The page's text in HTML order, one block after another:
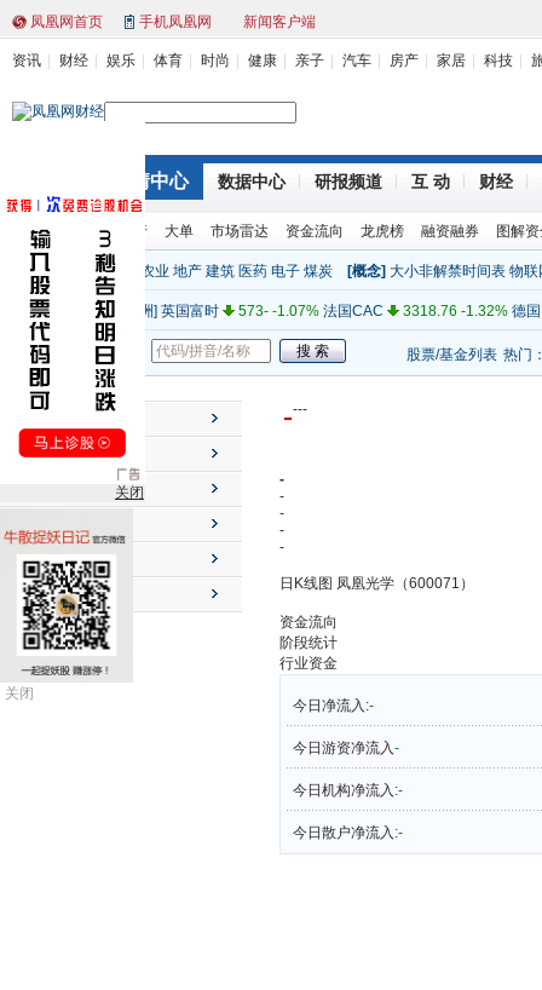
关闭
凤凰网首页 手机凤凰网 新闻客户端
资讯 财经 娱乐 体育 时尚 健康 亲子 汽车 房产 家居 科技
行情中心 数据中心 研报频道 互 动 财经
环球股指 股票排行 大单 市场雷达 资金流向 龙虎榜 融资融券 图解
[行业] 金融 电力 机械 农业 地产 建筑 医药 电子 煤炭 [概念] 大小非解禁时间表 物联
全球指数
上证指数 2319.12 (1.00%) 深证成指 9466.14 1.78%
[亚太]日经 8841.22 -0.09%澳大利亚 4348.48 0.45%新西
[美洲]道琼斯 12660.50 -0.58% 纳斯达克 2816.55 0.40%标
[欧洲] 英国富时 573- -1.07% 法国CAC 3318.76 -1.32% 德
[其他]纽约原油 99.70 0.00%纽约黄金
[亚太] 上证指数 2319.12 (1.00%) 深证成指 9466.14 1.78%
[亚太]日经 8841.22 -0.09%
[美洲]道琼斯 12660.50 -0.58%
[欧洲]
英国富时
[其他]
纽约原油 99.70 0.00%
股票/基金 股票/基金列表 热门
市场速览
公司动态
送配解禁
----
-
-
-
-
-
日K线图 凤凰光学（600071）
资金流向
阶段统计
行业资金
今日净流入:-
今日游资净流入-
今日机构净流入:-
今日散户净流入:-
关闭